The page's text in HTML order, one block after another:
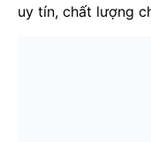
uy tín, chất lượng